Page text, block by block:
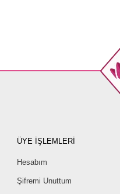
ÜYE İŞLEMLERİ
Hesabım
Şifremi Unuttum